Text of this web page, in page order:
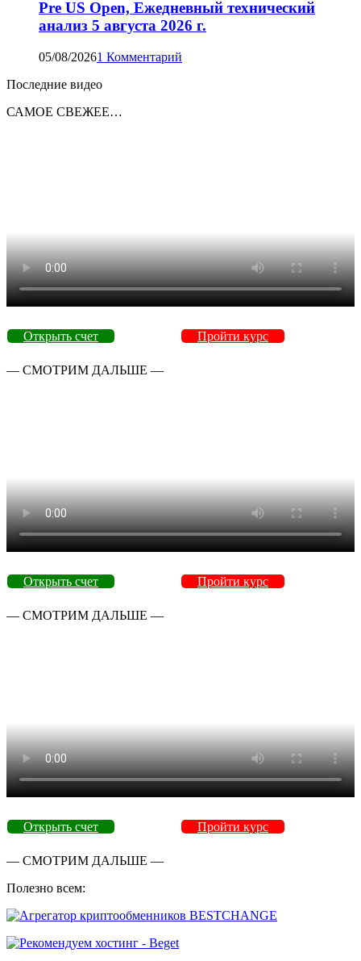
Pre US Open, Ежедневный технический
анализ 5 августа 2026 г.
05/08/20261 Комментарий
Последние видео
САМОЕ СВЕЖЕЕ…
Открыть счет Пройти курс
— СМОТРИМ ДАЛЬШЕ —
Открыть счет Пройти курс
— СМОТРИМ ДАЛЬШЕ —
Открыть счет Пройти курс
— СМОТРИМ ДАЛЬШЕ —
Полезно всем: